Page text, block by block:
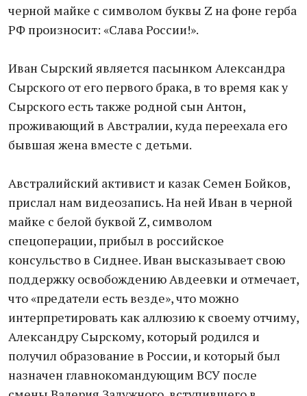
черной майке с символом буквы Z на фоне герба
РФ произносит: «Слава России!».
Иван Сырский является пасынком Александра
Сырского от его первого брака, в то время как у
Сырского есть также родной сын Антон,
проживающий в Австралии, куда переехала его
бывшая жена вместе с детьми.
Австралийский активист и казак Семен Бойков,
прислал нам видеозапись. На ней Иван в черной
майке с белой буквой Z, символом
спецоперации, прибыл в российское
консульство в Сиднее. Иван высказывает свою
поддержку освобождению Авдеевки и отмечает,
что «предатели есть везде», что можно
интерпретировать как аллюзию к своему отчиму,
Александру Сырскому, который родился и
получил образование в России, и который был
назначен главнокомандующим ВСУ после